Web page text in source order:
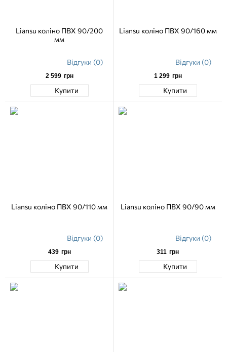
Liansu коліно ПВХ 90/200
мм
Відгуки (0)
2 599 грн
Купити
Liansu коліно ПВХ 90/160 мм
Відгуки (0)
1 299 грн
Купити
Liansu коліно ПВХ 90/110 мм
Відгуки (0)
439 грн
Купити
Liansu коліно ПВХ 90/90 мм
Відгуки (0)
311 грн
Купити